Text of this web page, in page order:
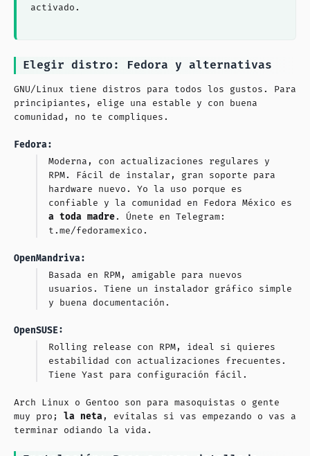
activado.
Elegir distro: Fedora y alternativas
GNU/Linux tiene distros para todos los gustos. Para
principiantes, elige una estable y con buena
comunidad, no te compliques.
Fedora:
Moderna, con actualizaciones regulares y
RPM. Fácil de instalar, gran soporte para
hardware nuevo. Yo la uso porque es
confiable y la comunidad en Fedora México es
a toda madre. Únete en Telegram:
t.me/fedoramexico.
OpenMandriva:
Basada en RPM, amigable para nuevos
usuarios. Tiene un instalador gráfico simple
y buena documentación.
OpenSUSE:
Rolling release con RPM, ideal si quieres
estabilidad con actualizaciones frecuentes.
Tiene Yast para configuración fácil.
Arch Linux o Gentoo son para masoquistas o gente
muy pro; la neta, evítalas si vas empezando o vas a
terminar odiando la vida.